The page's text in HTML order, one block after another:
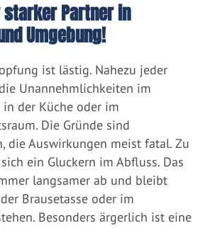
Partner in
Umgebung!
ist lästig. Nahezu jeder
Unannehmlichkeiten im
in der Küche oder im
Die Gründe sind
die Auswirkungen meist fatal. Zu
ein Gluckern im Abfluss. Das
langsamer ab und bleibt
Brausetasse oder im
Besonders ärgerlich ist eine